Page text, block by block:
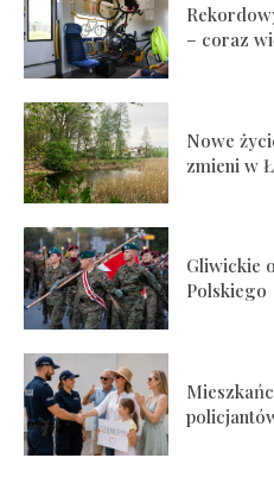
– coraz
Nowe
zmieni w
Gliwickie
Polskiego